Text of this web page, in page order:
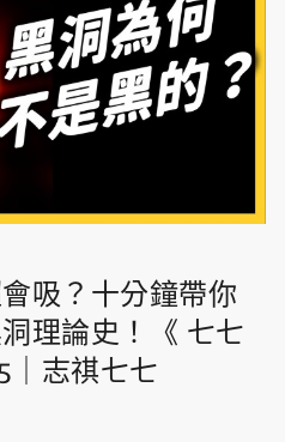
吸？十分鐘帶你
理論史！《 七七
｜志祺七七